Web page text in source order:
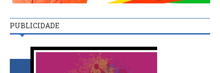
PUBLICIDADE